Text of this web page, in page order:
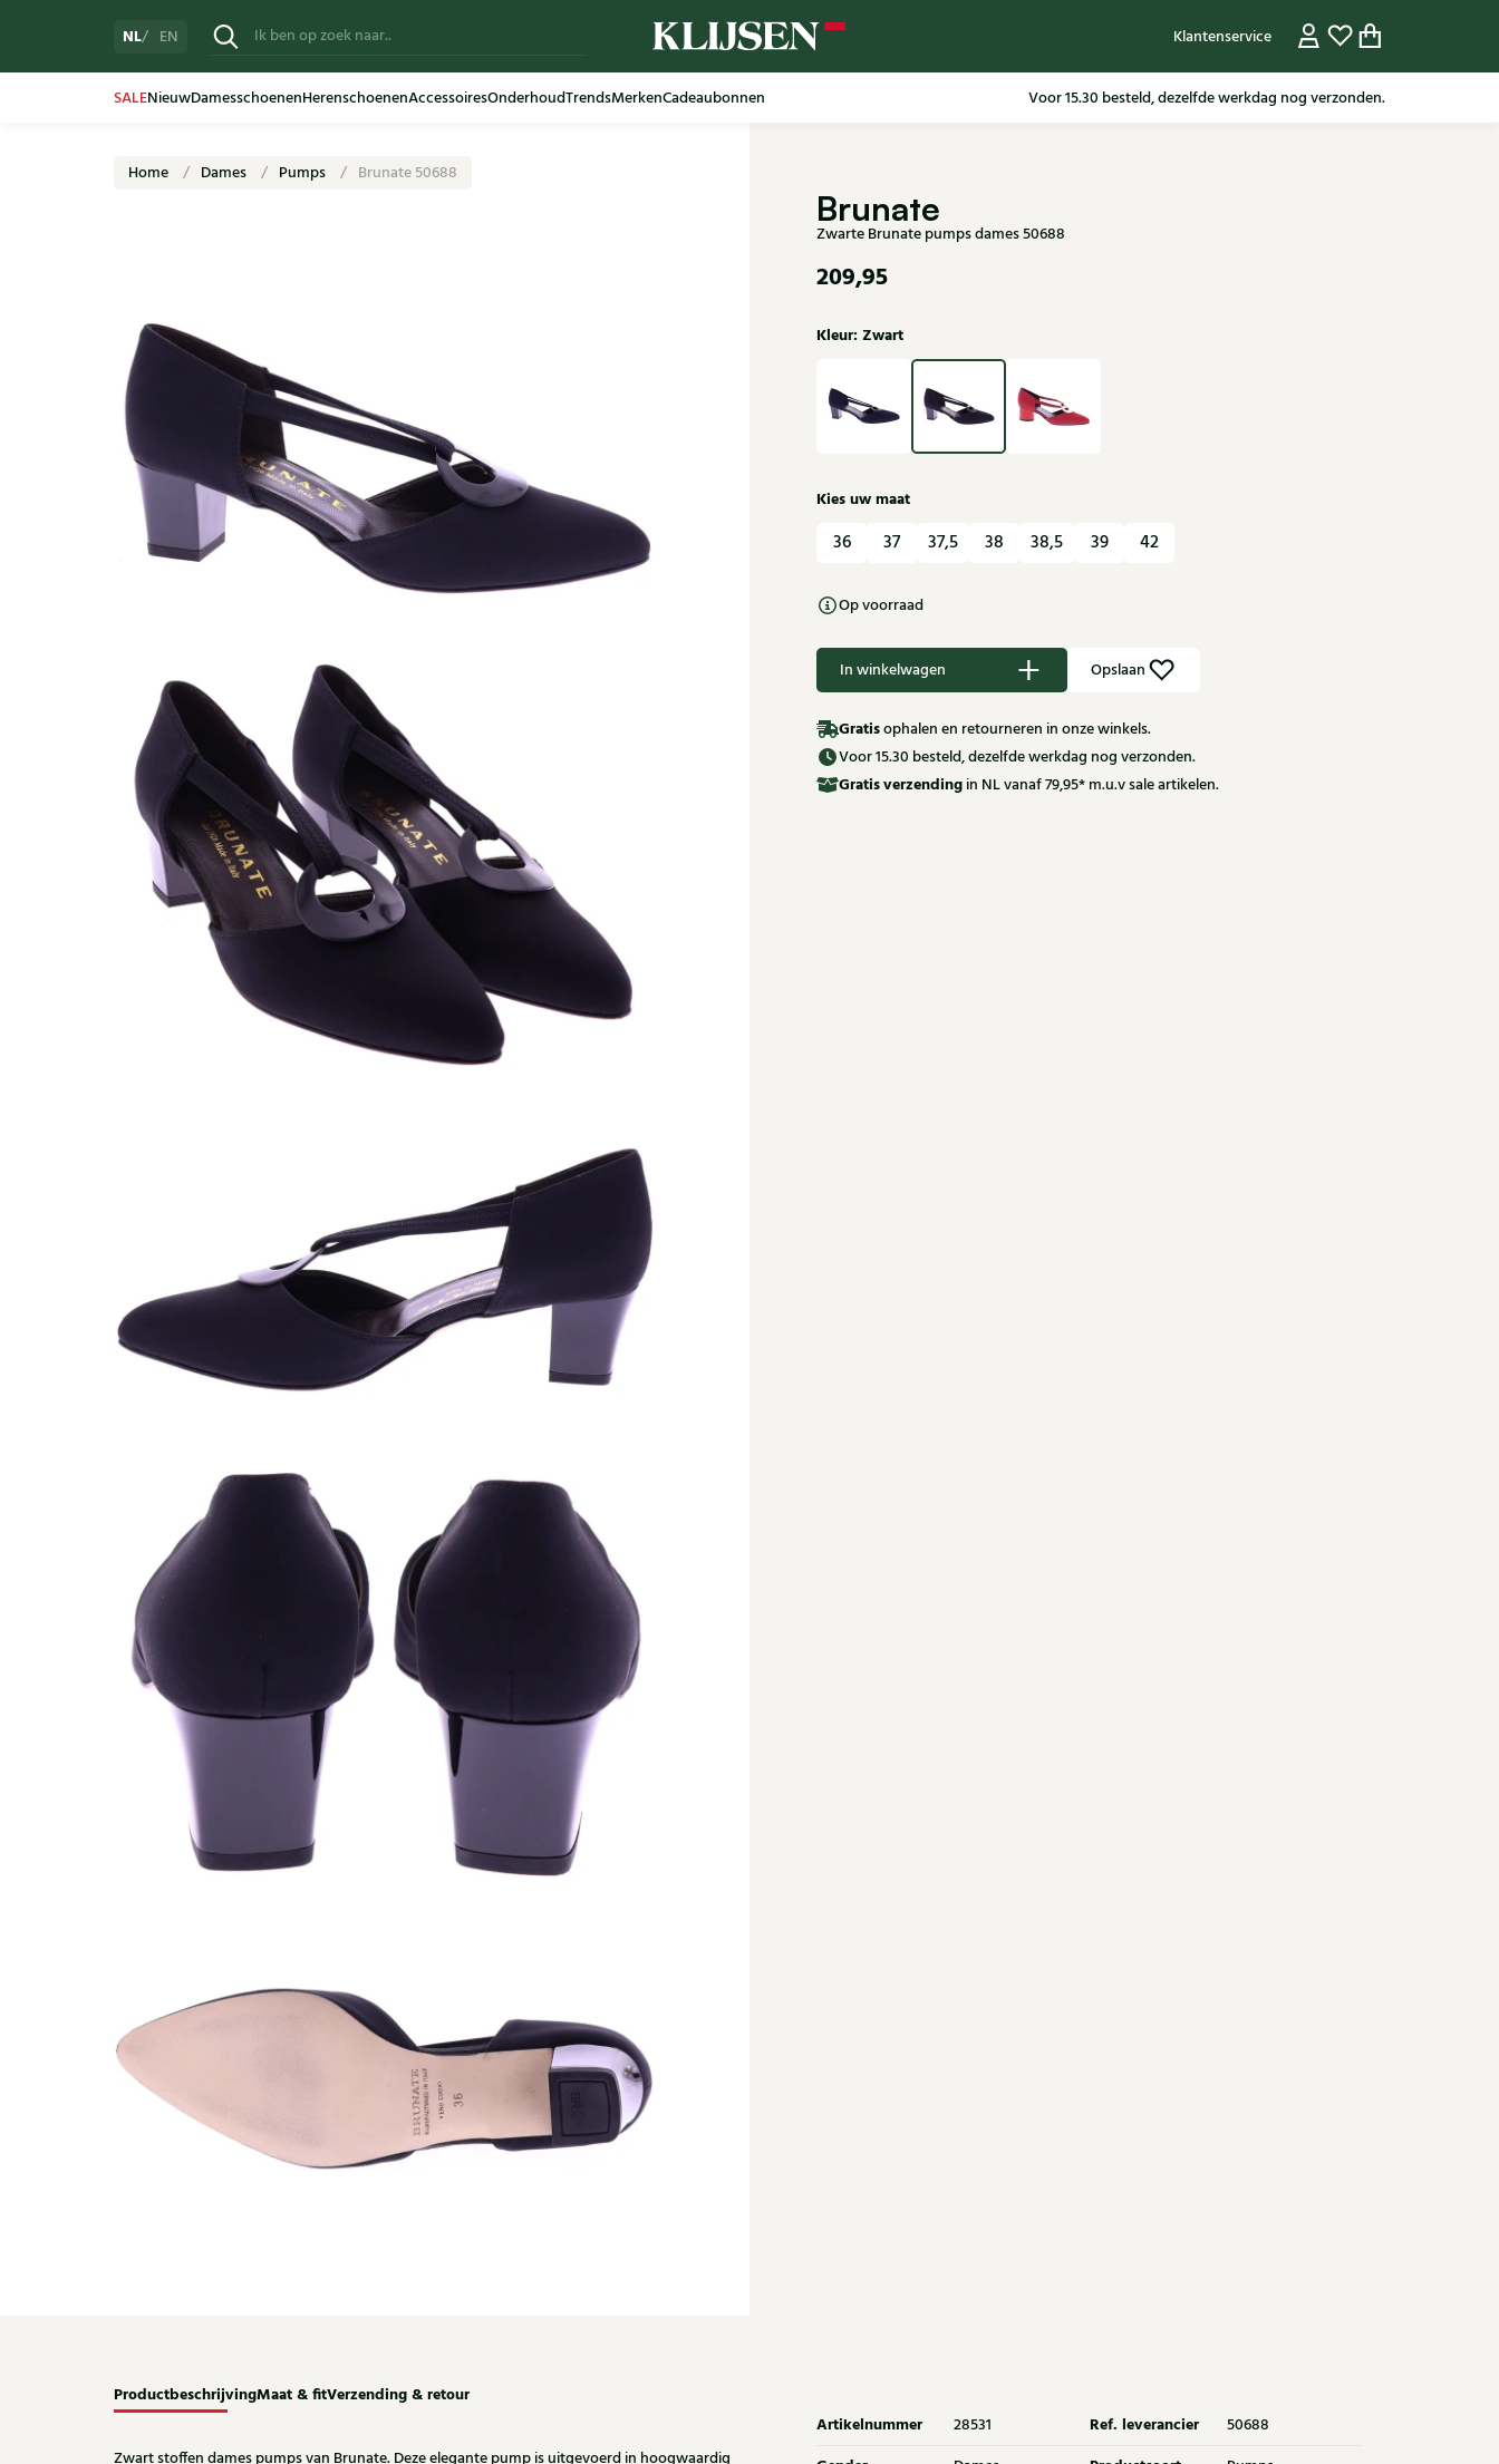
NL EN Klantenservice
SALENieuwDamesschoenenHerenschoenenAccessoiresOnderhoudTrendsMerkenCadeaubonnen Gratis verzending in NL vanaf 79,95* m.u.v sale artikelen.
Home Dames Pumps Brunate 50688
Brunate
Zwarte Brunate pumps dames 50688
209,95
Kleur: Zwart
Kies uw maat
36 37 37,5 38 38,5 39 42
Op voorraad
In winkelwagen Opslaan
Gratisophalen en retourneren in onze winkels.
Voor 15.30 besteld, dezelfde werkdag nog verzonden.
Gratisverzending in NL vanaf 79,95* m.u.v sale artikelen.
ProductbeschrijvingMaat & fitVerzending & retour
Zwart stoffen dames pumps van Brunate. Deze elegante pump is uitgevoerd in hoogwaardig
Artikelnummer 28531 Ref. leverancier 50688